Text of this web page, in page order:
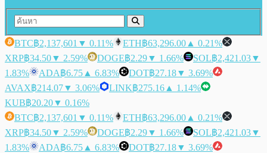
BTC฿2,137,601 ▼ 0.11% ETH฿63,296.00 ▲ 0.21%
XRP฿34.50▼ 2.59% DOGE฿2.29▼ 1.66% SOL฿2,421.03▼
1.83%
ADA฿6.75 ▲ 6.83% DOT฿27.18▼ 3.69%
AVAX฿214.07▼ 3.06% LINK฿275.16 ▲ 1.14%
KUB฿20.20▼ 0.16%
BTC฿2,137,601 ▼ 0.11% ETH฿63,296.00 ▲ 0.21%
XRP฿34.50▼ 2.59% DOGE฿2.29▼ 1.66% SOL฿2,421.03▼
1.83%
ADA฿6.75 ▲ 6.83% DOT฿27.18▼ 3.69%